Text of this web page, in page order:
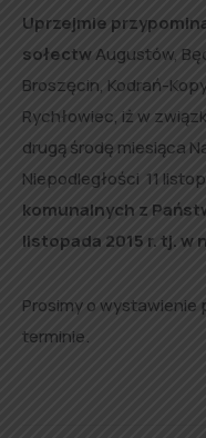
Uprzejmie
sołectwAugustów,
Broszęcin, Kodrań-
Rychłowiec, iż w
drugą środę miesiąca
Niepodległości 11
komunalnych z
listopada 2015 r. tj. w
Prosimy o
terminie.